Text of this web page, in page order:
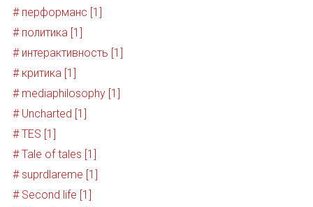
# перформанс [1]
# политика [1]
# интерактивность [1]
# критика [1]
# mediaphilosophy [1]
# Uncharted [1]
# TES [1]
# Tale of tales [1]
# suprdlareme [1]
# Second life [1]